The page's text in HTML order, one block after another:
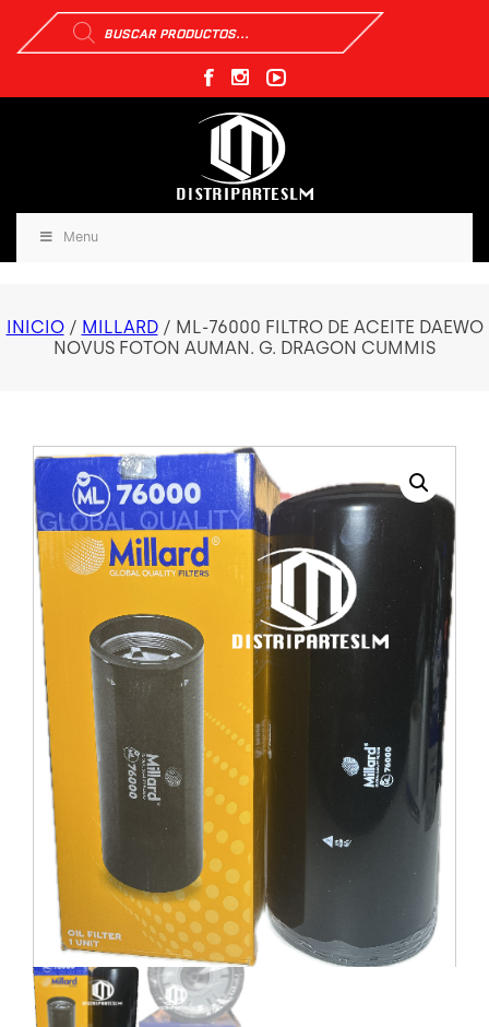
Búsqueda
de
productos
Menu
INICIO/ MILLARD/ ML-76000 FILTRO DE ACEITE DAEWO
NOVUS FOTON AUMAN. G. DRAGON CUMMIS